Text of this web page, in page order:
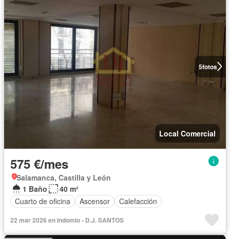
5fotos
Local Comercial
575 €/mes
Salamanca, Castilla y León
1 Baño
40 m²
Cuarto de oficina
Ascensor Calefacción
22 mar 2026 en Indomio - D.J. SANTOS